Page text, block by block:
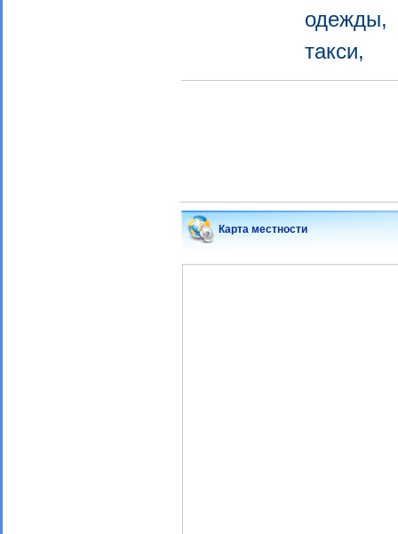
такси,
Карта местности